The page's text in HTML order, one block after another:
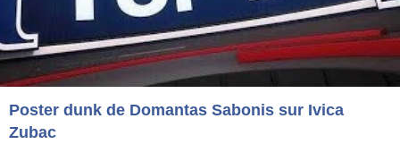
Poster dunk de Domantas Sabonis sur Ivica
Zubac